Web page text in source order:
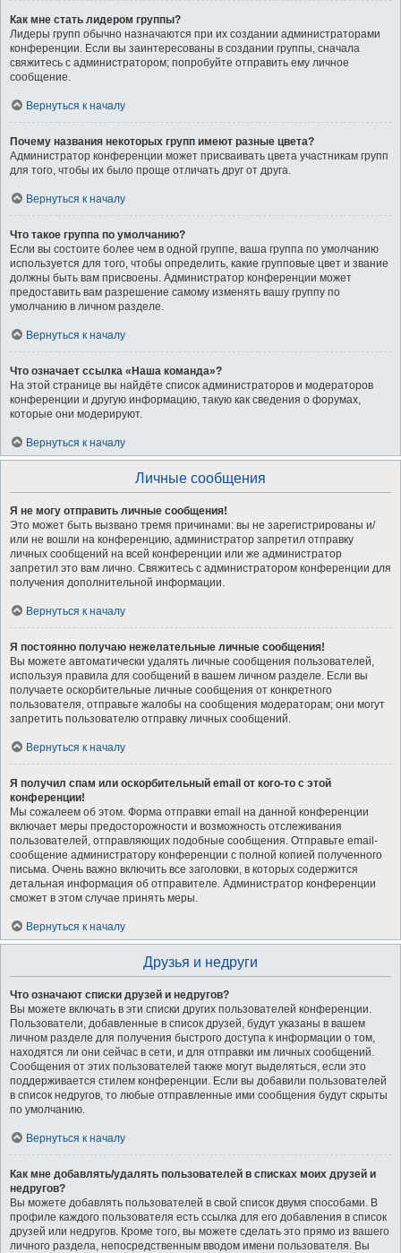
Как мне стать лидером группы?
Лидеры групп обычно назначаются при их создании администраторами
конференции. Если вы заинтересованы в создании группы, сначала
свяжитесь с администратором; попробуйте отправить ему личное
сообщение.
Вернуться к началу
Почему названия некоторых групп имеют разные цвета?
Администратор конференции может присваивать цвета участникам групп
для того, чтобы их было проще отличать друг от друга.
Вернуться к началу
Что такое группа по умолчанию?
Если вы состоите более чем в одной группе, ваша группа по умолчанию
используется для того, чтобы определить, какие групповые цвет и звание
должны быть вам присвоены. Администратор конференции может
предоставить вам разрешение самому изменять вашу группу по
умолчанию в личном разделе.
Вернуться к началу
Что означает ссылка «Наша команда»?
На этой странице вы найдёте список администраторов и модераторов
конференции и другую информацию, такую как сведения о форумах,
которые они модерируют.
Вернуться к началу
Личные сообщения
Я не могу отправить личные сообщения!
Это может быть вызвано тремя причинами: вы не зарегистрированы и/
или не вошли на конференцию, администратор запретил отправку
личных сообщений на всей конференции или же администратор
запретил это вам лично. Свяжитесь с администратором конференции для
получения дополнительной информации.
Вернуться к началу
Я постоянно получаю нежелательные личные сообщения!
Вы можете автоматически удалять личные сообщения пользователей,
используя правила для сообщений в вашем личном разделе. Если вы
получаете оскорбительные личные сообщения от конкретного
пользователя, отправьте жалобы на сообщения модераторам; они могут
запретить пользователю отправку личных сообщений.
Вернуться к началу
Я получил спам или оскорбительный email от кого-то с этой
конференции!
Мы сожалеем об этом. Форма отправки email на данной конференции
включает меры предосторожности и возможность отслеживания
пользователей, отправляющих подобные сообщения. Отправьте email-
сообщение администратору конференции с полной копией полученного
письма. Очень важно включить все заголовки, в которых содержится
детальная информация об отправителе. Администратор конференции
сможет в этом случае принять меры.
Вернуться к началу
Друзья и недруги
Что означают списки друзей и недругов?
Вы можете включать в эти списки других пользователей конференции.
Пользователи, добавленные в список друзей, будут указаны в вашем
личном разделе для получения быстрого доступа к информации о том,
находятся ли они сейчас в сети, и для отправки им личных сообщений.
Сообщения от этих пользователей также могут выделяться, если это
поддерживается стилем конференции. Если вы добавили пользователей
в список недругов, то любые отправленные ими сообщения будут скрыты
по умолчанию.
Вернуться к началу
Как мне добавлять/удалять пользователей в списках моих друзей и
недругов?
Вы можете добавлять пользователей в свой список двумя способами. В
профиле каждого пользователя есть ссылка для его добавления в список
друзей или недругов. Кроме того, вы можете сделать это прямо из вашего
личного раздела, непосредственным вводом имени пользователя. Вы